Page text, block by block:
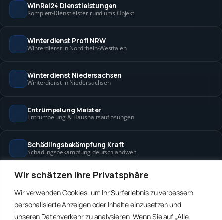
Wir schätzen Ihre Privatsphäre
Wir verwenden Cookies, um Ihr Surferlebnis zu verbessern,
personalisierte Anzeigen oder Inhalte einzusetzen und
unseren Datenverkehr zu analysieren. Wenn Sie auf „Alle
WinRei24 Dienstleistungen
Komplett-Dienstleister rund ums Objekt
Winterdienst Profi NRW
Winterdienst in Nordrhein-Westfalen
Winterdienst Niedersachsen
Winterdienst in Niedersachsen
Entrümpelung Meister
Entrümpelung & Haushaltsauflösungen
Schädlingsbekämpfung Kraft
Schädlingsbekämpfung deutschlandweit
Hanse Objektservice
Winterdienst Hansa